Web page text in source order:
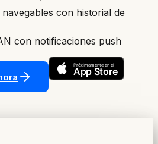
con historial de
con notificaciones push